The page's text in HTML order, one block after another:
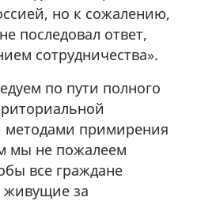
но к сожалению,
последовал ответ,
сотрудничества».
по пути полного
методами примирения
мы не пожалеем
все граждане
живущие за